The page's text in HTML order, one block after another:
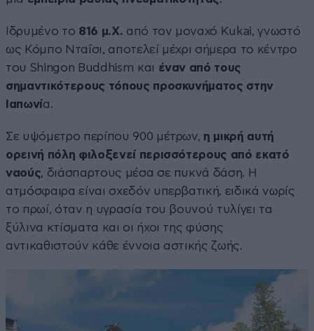
Ιδρυμένο το 816 μ.Χ. από τον μοναχό Kukai, γνωστό
ως Κόμπο Νταΐσι, αποτελεί μέχρι σήμερα το κέντρο
του Shingon Buddhism και έναν από τους
σημαντικότερους τόπους προσκυνήματος στην
Ιαπωνία.
Σε υψόμετρο περίπου 900 μέτρων, η μικρή αυτή
ορεινή πόλη φιλοξενεί περισσότερους από εκατό
ναούς, διάσπαρτους μέσα σε πυκνά δάση. Η
ατμόσφαιρα είναι σχεδόν υπερβατική, ειδικά νωρίς
το πρωί, όταν η υγρασία του βουνού τυλίγει τα
ξύλινα κτίσματα και οι ήχοι της φύσης
αντικαθιστούν κάθε έννοια αστικής ζωής.